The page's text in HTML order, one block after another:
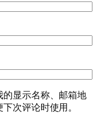
显示名称、邮箱地
次评论时使用。